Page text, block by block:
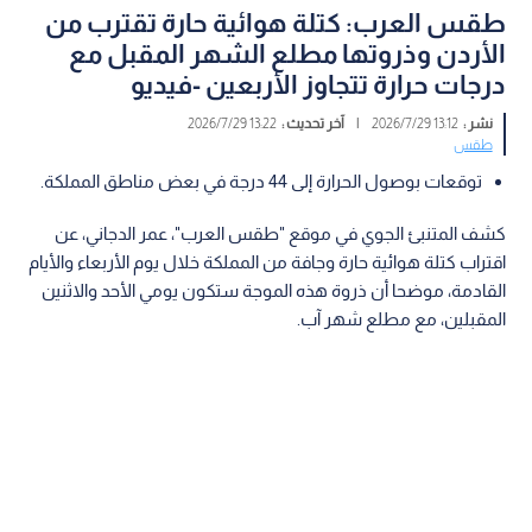
طقس العرب: كتلة هوائية حارة تقترب من
الأردن وذروتها مطلع الشهر المقبل مع
درجات حرارة تتجاوز الأربعين -فيديو
نشر :13:12 2026/7/29
| آخر تحديث :13:22 2026/7/29
طقس
توقعات بوصول الحرارة إلى 44 درجة في بعض مناطق المملكة.
كشف المتنبئ الجوي في موقع "طقس العرب"، عمر الدجاني، عن
اقتراب كتلة هوائية حارة وجافة من المملكة خلال يوم الأربعاء والأيام
القادمة، موضحا أن ذروة هذه الموجة ستكون يومي الأحد والاثنين
المقبلين، مع مطلع شهر آب.